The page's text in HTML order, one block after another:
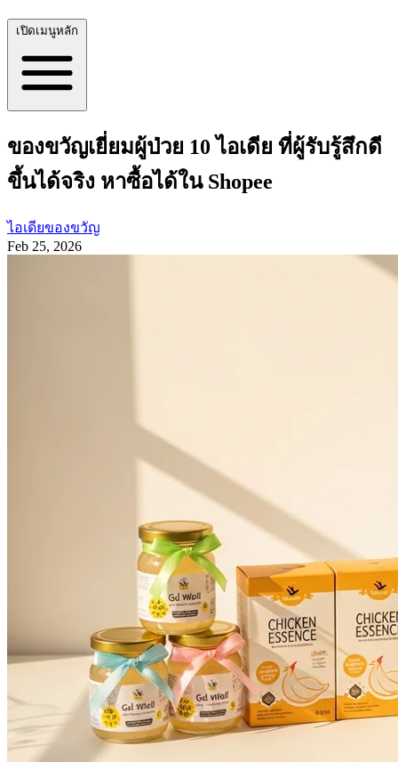
เปิดเมนูหลัก
ของขวัญเยี่ยมผู้ป่วย 10 ไอเดีย ที่ผู้รับรู้สึกดี
ขึ้นได้จริง หาซื้อได้ใน Shopee
ไอเดียของขวัญ
Feb 25, 2026